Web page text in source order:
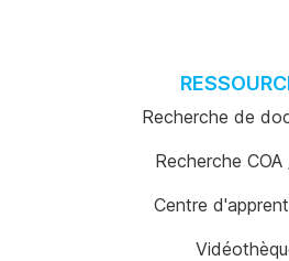
Recherche de
Recherche COA
Centre